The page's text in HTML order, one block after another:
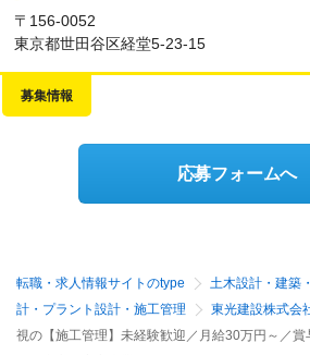
〒156-0052
東京都世田谷区経堂5-23-15
募集情報
応募フォームへ
転職・求人情報サイトのtype 土木設計・建築
計・プラント設計・施工管理
東光建設株式会
視の【施工管理】未経験歓迎／月給30万円～／